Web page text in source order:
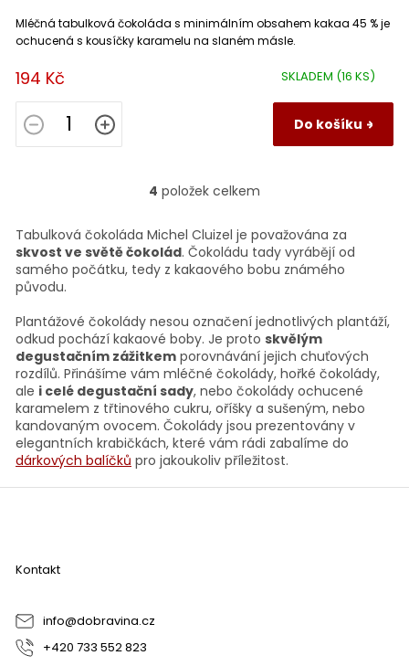
SKLADEM (16 KS)
194 Kč
Do košíku
Mléčná tabulková čokoláda s minimálním obsahem kakaa 45 % je
ochucená s kousíčky karamelu na slaném másle.
O
l
á
d
í
p
r
v
k
y
v
ý
p
s
4 položek celkem
Tabulková čokoláda Michel Cluizel je považována za
skvost ve světě čokolád. Čokoládu tady vyrábějí od
samého počátku, tedy z kakaového bobu známého
původu.
Plantážové čokolády nesou označení jednotlivých plantáží,
odkud pochází kakaové boby. Je proto skvělým
degustačním zážitkem porovnávání jejich chuťových
rozdílů. Přinášíme vám mléčné čokolády, hořké čokolády,
ale i celé degustační sady, nebo čokolády ochucené
karamelem z třtinového cukru, oříšky a sušeným, nebo
kandovaným ovocem. Čokolády jsou prezentovány v
elegantních krabičkách, které vám rádi zabalíme do
dárkových balíčků pro jakoukoliv příležitost.
Z
Kontakt
info@dobravina.cz
+420 733 552 823